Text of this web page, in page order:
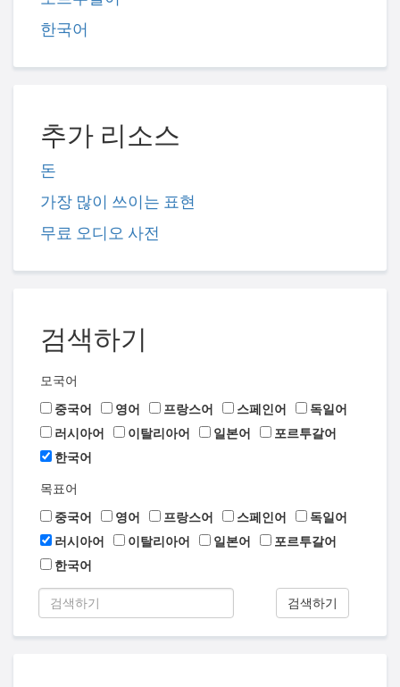
한국어
추가 리소스
돈
가장 많이 쓰이는 표현
무료 오디오 사전
검색하기
모국어
중국어
영어 프랑스어 스페인어
독일어
러시아어
이탈리아어 일본어
포르투갈어
한국어
목표어
중국어
영어 프랑스어 스페인어
독일어
러시아어
이탈리아어 일본어
포르투갈어
한국어
검색하기